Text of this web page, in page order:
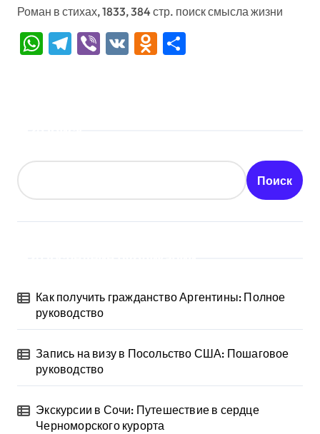
Роман в стихах, 1833, 384 стр. поиск смысла жизни
WhatsApp
Telegram
Viber
VK Odnoklassniki
Поиск
Как получить гражданство Аргентины: Полное
руководство
Запись на визу в Посольство США: Пошаговое
руководство
Экскурсии в Сочи: Путешествие в сердце
Черноморского курорта